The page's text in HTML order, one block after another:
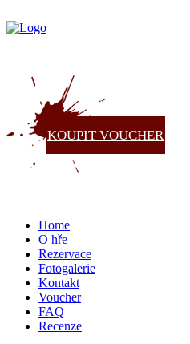
KOUPIT VOUCHER
Home
O hře
Rezervace
Fotogalerie
Kontakt
Voucher
FAQ
Recenze